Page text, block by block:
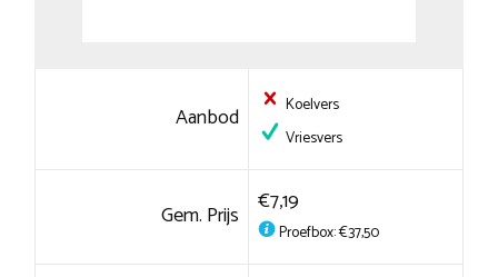
Aanbod
Koelvers
Vriesvers
Gem. Prijs €7,19
Proefbox: €37,50